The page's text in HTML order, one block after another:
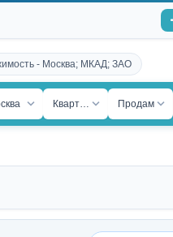
- Москва; МКАД; ЗАО
Квартира Продам